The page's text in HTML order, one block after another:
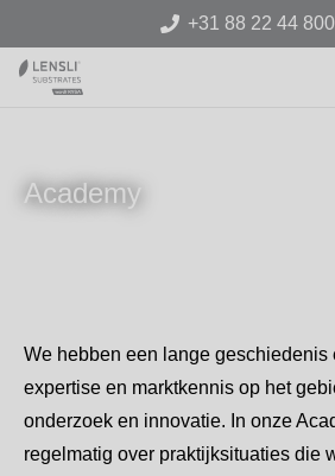
+31 88 22 44 800
Academy
We hebben een lange geschiedenis
expertise en marktkennis op het
onderzoek en innovatie. In onze
regelmatig over praktijksituaties die